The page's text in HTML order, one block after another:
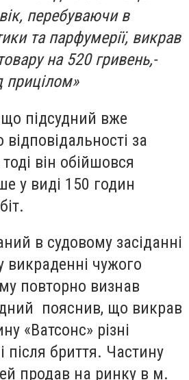
перебуваючи в
та парфумерії, викрав
на 520 гривень,-
прицілом»
підсудний вже
за
він обійшовся
у виді 150 годин
в судовому засіданні
викраденні чужого
повторно визнав
пояснив, що викрав
«Ватсонс» різні
після бриття. Частину
продав на ринку в м.